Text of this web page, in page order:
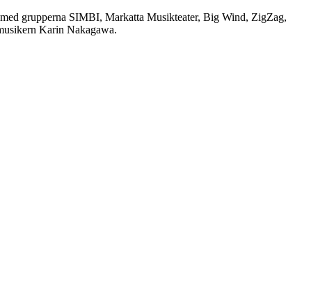
grupperna SIMBI, Markatta Musikteater, Big Wind, ZigZag,
Karin Nakagawa.